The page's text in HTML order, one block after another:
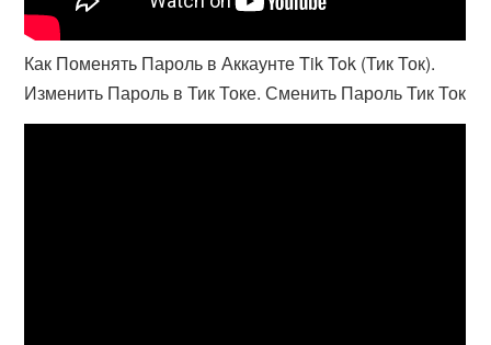
Как Поменять Пароль в Аккаунте Tik Tok (Тик Ток).
Изменить Пароль в Тик Токе. Сменить Пароль Тик Ток